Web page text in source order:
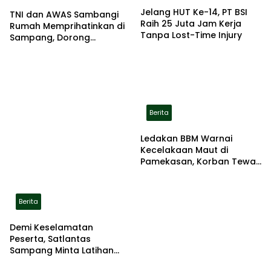
TNI dan AWAS Sambangi
Rumah Memprihatinkan di
Sampang, Dorong
Jelang HUT Ke-14, PT BSI
Raih 25 Juta Jam Kerja
Tanpa Lost-Time Injury
Berita
Demi Keselamatan
Peserta, Satlantas
Sampang Minta Latihan
Berita
Ledakan BBM Warnai
Kecelakaan Maut di
Pamekasan, Korban Tewas